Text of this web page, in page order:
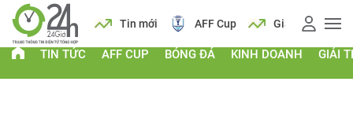
Lịch Tin mới AFF Cup Giá vàng
TIN TỨC AFF CUP BÓNG ĐÁ KINH DOANH GIẢI